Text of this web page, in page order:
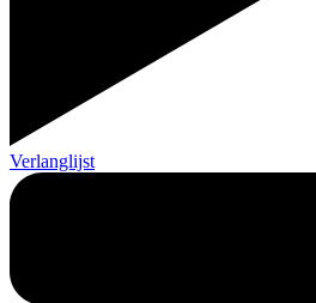
Verlanglijst